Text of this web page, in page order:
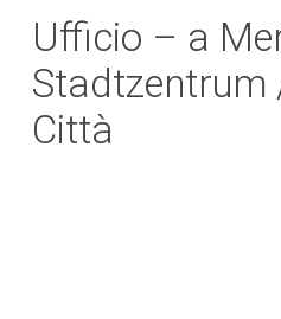
Ufficio – a
Stadtzentrum
Città